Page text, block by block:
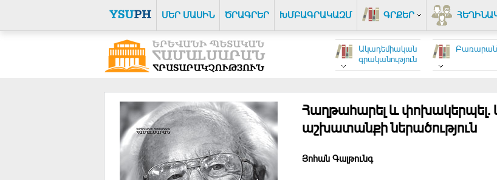
ՄԵՐ ՄԱՍԻՆ ԾՐԱԳՐԵՐ ԽՄԲԱԳՐԱԿԱԶՄ ԳՐՔԵՐ
Ակադեմիական
գրականություն
Հաղթահարել և փոխակերպել.
աշխատանքի ներածություն
Յոհան Գալթունգ